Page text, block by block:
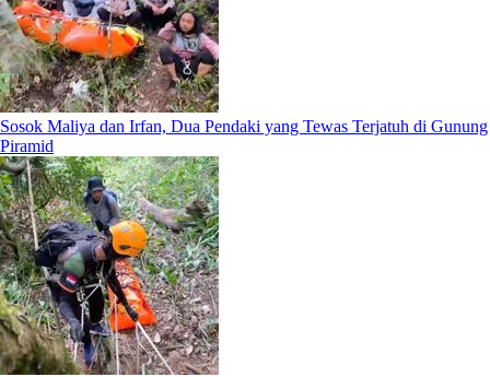
Sosok Maliya dan Irfan, Dua Pendaki yang Tewas Terjatuh di Gunung
Piramid